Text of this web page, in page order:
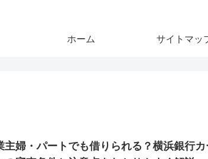
ホーム サイトマッ
主婦・パートでも借りられる？横浜銀行カ